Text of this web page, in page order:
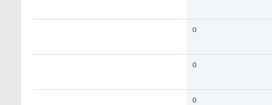
0
0
0